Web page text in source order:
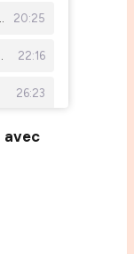
avec